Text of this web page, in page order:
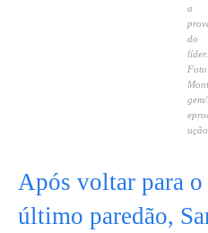
a
do
ução.
Após voltar para
último paredão,